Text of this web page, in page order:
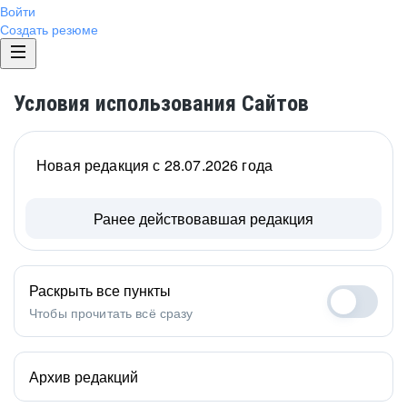
Войти
Создать резюме
Условия использования Сайтов
Новая редакция с 28.07.2026 года
Ранее действовавшая редакция
Раскрыть все пункты
Чтобы прочитать всё сразу
Архив редакций